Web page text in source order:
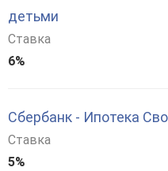
детьми
Ставка
6%
Сбербанк - Ипотека
Ставка
5%